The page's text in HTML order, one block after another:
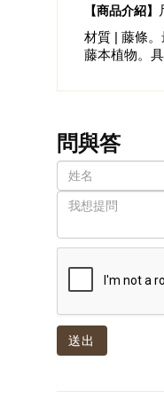
​【商品介紹】
材質 | 藤條
藤本植物。
問與答
送出